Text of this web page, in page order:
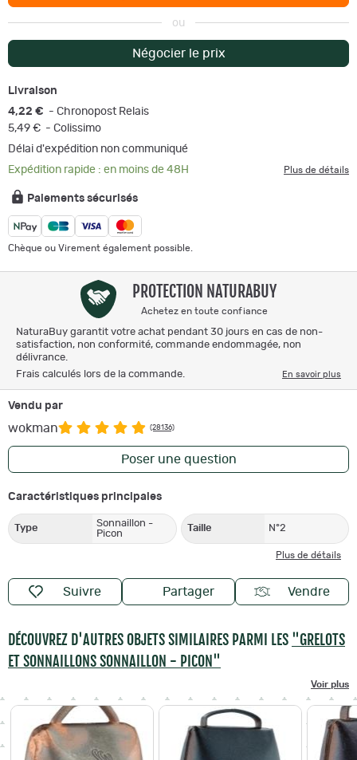
ou
Négocier le prix
Livraison
4,22 € - Chronopost Relais
5,49 € - Colissimo
Délai d'expédition non communiqué
Expédition rapide : en moins de 48H
Plus de détails
Paiements sécurisés
Chèque ou Virement également possible.
PROTECTION NATURABUY
Achetez en toute confiance
NaturaBuy garantit votre achat pendant 30 jours en cas de non-
satisfaction, non conformité, commande endommagée, non
délivrance.
Frais calculés lors de la commande.
En savoir plus
Vendu par
wokman (28136)
Poser une question
Caractéristiques principales
Type
Sonnaillon -
Picon
Taille N°2
Plus de détails
Suivre Partager Vendre
DÉCOUVREZ D'AUTRES OBJETS SIMILAIRES PARMI LES "GRELOTS
ET SONNAILLONS SONNAILLON - PICON"
Voir plus